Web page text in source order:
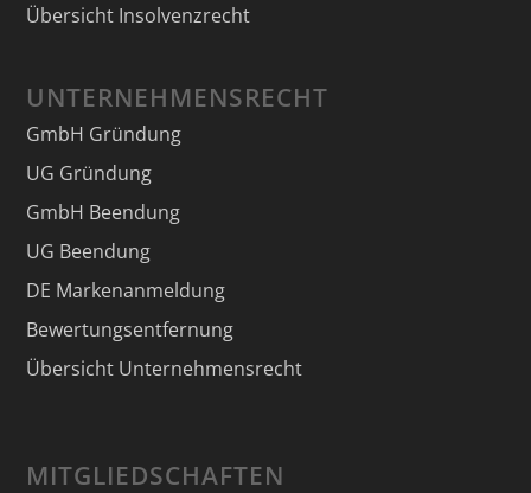
Übersicht Insolvenzrecht
UNTERNEHMENSRECHT
GmbH Gründung
UG Gründung
GmbH Beendung
UG Beendung
DE Markenanmeldung
Bewertungsentfernung
Übersicht Unternehmensrecht
MITGLIEDSCHAFTEN